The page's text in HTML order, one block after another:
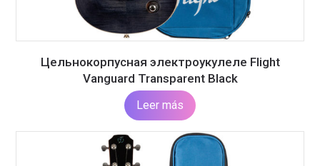
Цельнокорпусная электроукулеле Flight
Vanguard Transparent Black
Leer más